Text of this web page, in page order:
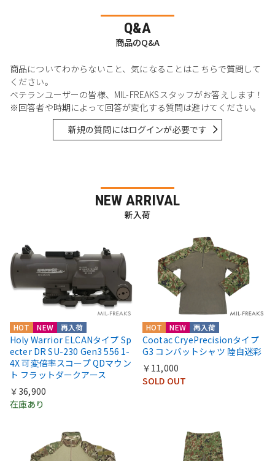
Q&A
商品のQ&A
商品についてわからないこと、気になることはこちらで質問して
ください。
ベテランユーザーの皆様、MIL-FREAKSスタッフがお答えします！
※回答者や時期によって回答が変化する質問は避けてください。
新規の質問にはログインが必要です
NEW ARRIVAL
新入荷
HOT NEW 再入荷
Holy Warrior ELCANタイプ Sp
ecter DR SU-230 Gen3 556 1-
4X 可変倍率スコープ QDマウン
ト フラットダークアース
￥36,900
在庫あり
HOT NEW 再入荷
Cootac CryePrecisionタイプ
G3 コンバットシャツ 陸自迷彩
￥11,000
SOLD OUT